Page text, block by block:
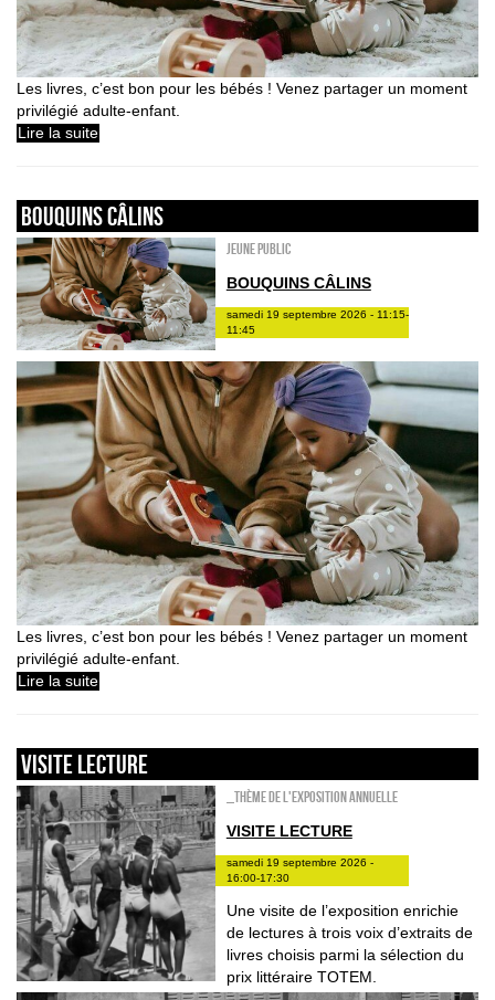
Les livres, c’est bon pour les bébés ! Venez partager un moment
privilégié adulte-enfant.
Lire la suite
Bouquins câlins
Jeune public
BOUQUINS CÂLINS
samedi 19 septembre 2026 - 11:15-
11:45
Les livres, c’est bon pour les bébés ! Venez partager un moment
privilégié adulte-enfant.
Lire la suite
VISITE LECTURE
_Thème de l'exposition annuelle
VISITE LECTURE
samedi 19 septembre 2026 -
16:00-17:30
Une visite de l’exposition enrichie
de lectures à trois voix d’extraits de
livres choisis parmi la sélection du
prix littéraire TOTEM.